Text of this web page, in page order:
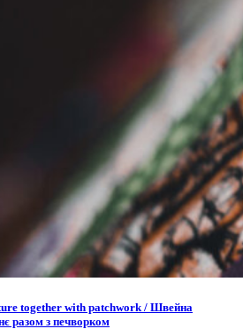
together with patchwork / Швейна
разом з печворком